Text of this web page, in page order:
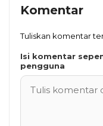
Komentar
Tuliskan komentar
Isi komentar
pengguna